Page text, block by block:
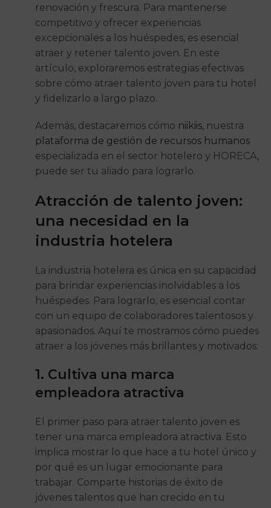
renovación y frescura. Para mantenerse
competitivo y ofrecer experiencias
excepcionales a los huéspedes, es esencial
atraer y retener talento joven. En este
artículo, exploraremos estrategias efectivas
sobre cómo atraer talento joven para tu hotel
y fidelizarlo a largo plazo.
Además, destacaremos cómo niikiis, nuestra
plataforma de gestión de recursos humanos
especializada en el sector hotelero y HORECA,
puede ser tu aliado para lograrlo.
Atracción de talento joven:
una necesidad en la
industria hotelera
La industria hotelera es única en su capacidad
para brindar experiencias inolvidables a los
huéspedes. Para lograrlo, es esencial contar
con un equipo de colaboradores talentosos y
apasionados. Aquí te mostramos cómo puedes
atraer a los jóvenes más brillantes y motivados:
1. Cultiva una marca
empleadora atractiva
El primer paso para atraer talento joven es
tener una marca empleadora atractiva. Esto
implica mostrar lo que hace a tu hotel único y
por qué es un lugar emocionante para
trabajar. Comparte historias de éxito de
jóvenes talentos que han crecido en tu